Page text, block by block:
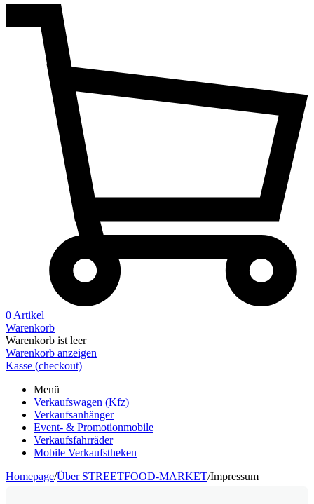
0 Artikel
Warenkorb
Warenkorb ist leer
Warenkorb anzeigen
Kasse (checkout)
Menü
Verkaufswagen (Kfz)
Verkaufsanhänger
Event- & Promotionmobile
Verkaufsfahrräder
Mobile Verkaufstheken
Homepage/Über STREETFOOD-MARKET/Impressum